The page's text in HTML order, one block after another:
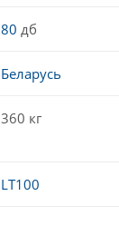
80 дб
Беларусь
360 кг
LT100